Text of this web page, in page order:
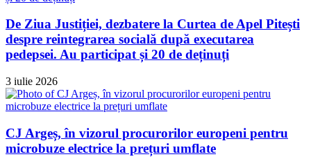
De Ziua Justiției, dezbatere la Curtea de Apel Pitești
despre reintegrarea socială după executarea
pedepsei. Au participat și 20 de deținuți
3 iulie 2026
CJ Argeș, în vizorul procurorilor europeni pentru
microbuze electrice la prețuri umflate